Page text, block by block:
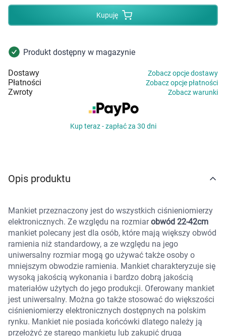
Motoryzacja
Grupy produktowe
Kupuję
Produkt dostępny w magazynie
Dostawy Zobacz opcje dostawy
Płatności Zobacz opcje płatności
Zwroty Zobacz warunki
Kup teraz - zapłać za 30 dni
Opis produktu
Mankiet przeznaczony jest do wszystkich ciśnieniomierzy
elektronicznych. Ze względu na rozmiarobwód 22-42cm
mankiet polecany jest dla osób, które mają większy obwód
ramienia niż standardowy, a ze względu na jego
uniwersalny rozmiar mogą go używać także osoby o
mniejszym obwodzie ramienia. Mankiet charakteryzuje się
wysoką jakością wykonania i bardzo dobrą jakością
materiałów użytych do jego produkcji. Oferowany mankiet
jest uniwersalny. Można go także stosować do większości
ciśnieniomierzy elektronicznych dostępnych na polskim
rynku. Mankiet nie posiada końcówki dlatego należy ją
przełożyć ze starego mankietu lub zakupić drugą